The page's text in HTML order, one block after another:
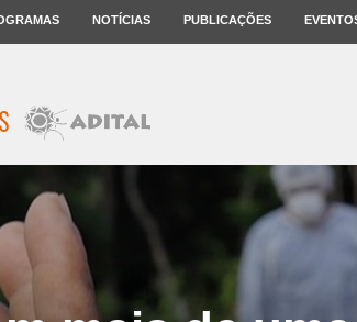
NOTÍCIAS PUBLICAÇÕES